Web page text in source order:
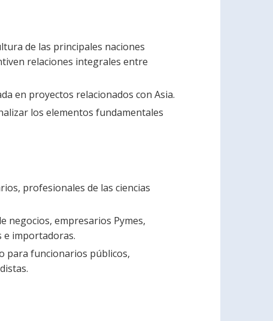
de las principales naciones
relaciones integrales entre
en proyectos relacionados con Asia.
los elementos fundamentales
profesionales de las ciencias
negocios, empresarios Pymes,
e importadoras.
para funcionarios públicos,